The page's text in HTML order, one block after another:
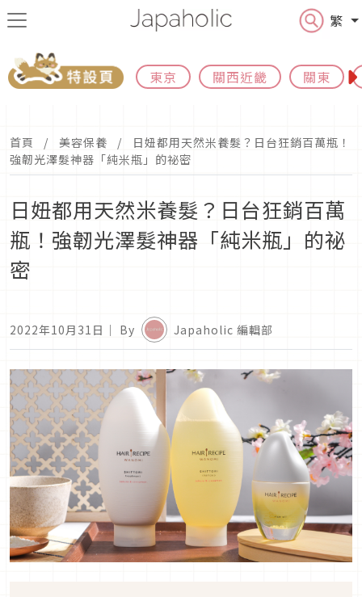
繁
東京 關西近畿 關東
首頁 美容保養
日妞都用天然米養髮？日台狂銷百萬瓶！
強韌光澤髮神器「純米瓶」的祕密
日妞都用天然米養髮？日台狂銷百萬
瓶！強韌光澤髮神器「純米瓶」的祕
密
2022年10月31日 ｜ By Japaholic 編輯部